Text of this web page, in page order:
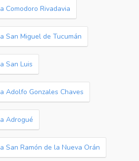
Comodoro Rivadavia
San Miguel de Tucumán
San Luis
Adolfo Gonzales Chaves
Adrogué
San Ramón de la Nueva Orán